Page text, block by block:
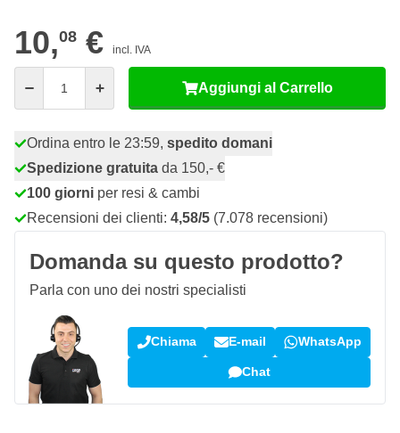
10,08 € incl. IVA
Aggiungi al Carrello
Ordina entro le 23:59, spedito domani
Spedizione gratuita da 150,- €
100 giorni per resi & cambi
Recensioni dei clienti: 4,58/5 (7.078 recensioni)
Domanda su questo prodotto?
Parla con uno dei nostri specialisti
Chiama E-mail WhatsApp
Chat